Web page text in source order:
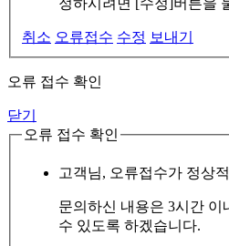
취소 오류접수 수정 보내기
오류 접수 확인
닫기
오류 접수 확인
고객님, 오류접수가 정상
문의하신 내용은 3시간 이
수 있도록 하겠습니다.